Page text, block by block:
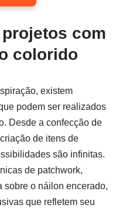
com
colorido
existem
podem ser realizados
Desde a confecção de
de itens de
são infinitas.
de patchwork,
sobre o náilon encerado,
que refletem seu